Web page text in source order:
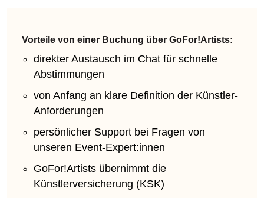
Vorteile von einer Buchung über GoFor!Artists:
direkter Austausch im Chat für schnelle
Abstimmungen
von Anfang an klare Definition der Künstler-
Anforderungen
persönlicher Support bei Fragen von
unseren Event-Expert:innen
GoFor!Artists übernimmt die
Künstlerversicherung (KSK)